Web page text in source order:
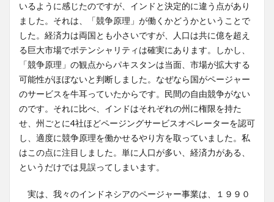
いるように感じたのですが、インドと決定的に違う点があり
ました。それは、「競争原理」が働くかどうかということで
した。経済力は両国とも小さいですが、人口は共に億を超え
る巨大市場でポテンシャリティは確実にあります。しかし、
「競争原理」の観点からパキスタンは当面、市場が拡大する
可能性がほぼないと判断しました。なぜなら国がページャー
のサービスを牛耳っていたからです。民間の自由競争がない
のです。それに比べ、インドはそれぞれの州に権限を持た
せ、州ごとに4社ほどページングサービスオペレーターを認可
し、適度に競争原理を働かせるやり方を取っていました。私
はこの点に注目しました。単に人口が多い、経済力がある、
というだけでは見誤ってしまいます。
実は、我々のインドネシアのページャー事業は、１９９０